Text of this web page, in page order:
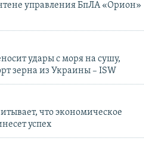
управления БпЛА «Орион»
удары с моря на сушу,
зерна из Украины – ISW
что экономическое
успех